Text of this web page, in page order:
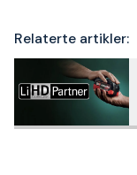
Relaterte artikler: